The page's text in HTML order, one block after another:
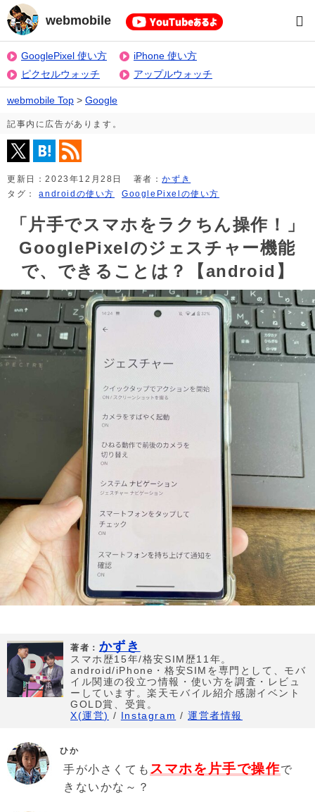
webmobile
GooglePixel 使い方
iPhone 使い方
ピクセルウォッチ
アップルウォッチ
webmobile Top > Google
記事内に広告があります。
更新日：2023年12月28日 著者：かずき
タグ：androidの使い方 GooglePixelの使い方
「片手でスマホをラクちん操作！」
GooglePixelのジェスチャー機能
で、できることは？【android】
著者： かずき
スマホ歴15年/格安SIM歴11年。
android/iPhone・格安SIMを専門として、モバ
イル関連の役立つ情報・使い方を調査・レビュ
ーしています。楽天モバイル紹介感謝イベント
GOLD賞、受賞。
X(運営) / Instagram /運営者情報
ひか
手が小さくても スマホを片手で操作で
きないかな～？